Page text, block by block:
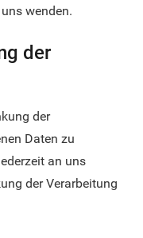
wenden.
der
der
Daten zu
an uns
der Verarbeitung